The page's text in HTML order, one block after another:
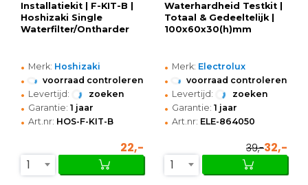
Installatiekit | F-KIT-B |
Hoshizaki Single
Waterfilter/Ontharder
• Merk: Hoshizaki
• voorraad controleren
• Levertijd: zoeken
• Garantie: 1 jaar
• Art.nr: HOS-F-KIT-B
22,-
1
Waterhardheid Testkit |
Totaal & Gedeeltelijk |
100x60x30(h)mm
• Merk: Electrolux
• voorraad controleren
• Levertijd: zoeken
• Garantie: 1 jaar
• Art.nr: ELE-864050
39,-32,-
1